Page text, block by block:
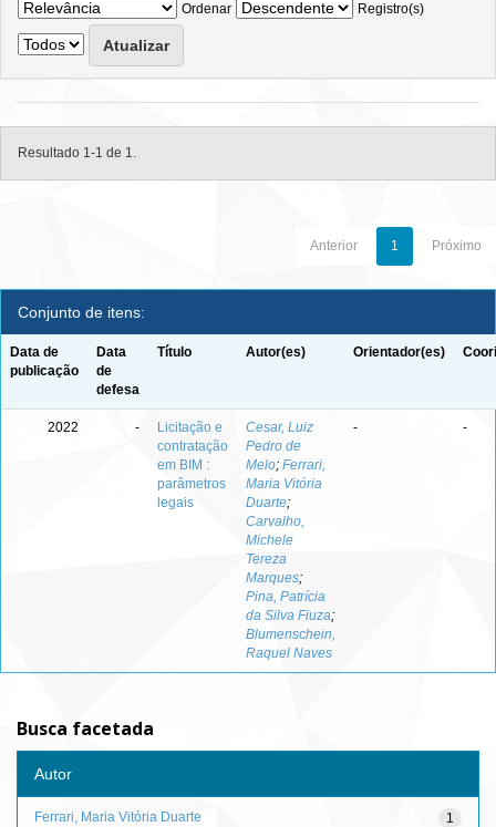
Ordenar
Registro(s)
Resultado 1-1 de 1.
Anterior 1 Próximo
Conjunto de itens:
Data de
publicação
Data
de
defesa
Título Autor(es) Orientador(es)
2022 -
Licitação e
contratação
em BIM :
parâmetros
legais
Cesar, Luiz
Pedro de
Melo; Ferrari,
Maria Vitória
Duarte;
Carvalho,
Michele
Tereza
Marques;
Pina, Patrícia
da Silva Fiuza;
Blumenschein,
Raquel Naves
- -
Busca facetada
Autor
1
Ferrari, Maria Vitória Duarte